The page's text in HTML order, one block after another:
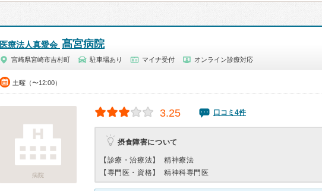
医療法人真愛会 髙宮病院
宮崎県宮崎市吉村町 駐車場あり マイナ受付 オンライン診療対応
土曜（〜12:00）
病院
3.25 口コミ4件
摂食障害について
【診療・治療法】
精神療法
【専門医・資格】
精神科専門医